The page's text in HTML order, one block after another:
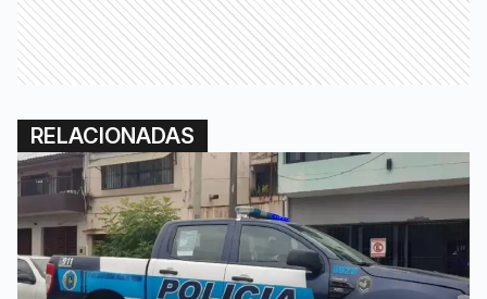
RELACIONADAS